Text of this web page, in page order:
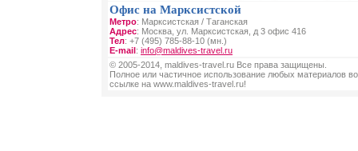
Офис на Марксистской
Метро: Марксистская / Таганская
Адрес: Москва, ул. Марксистская, д 3 офис 416
Тел: +7 (495) 785-88-10 (мн.)
E-mail: info@maldives-travel.ru
© 2005-2014, maldives-travel.ru Все права защищены.
Полное или частичное использование любых материалов
ссылке на www.maldives-travel.ru!